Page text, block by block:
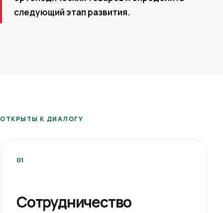
следующий этап развития.
ОТКРЫТЫ К ДИАЛОГУ
01
Сотрудничество